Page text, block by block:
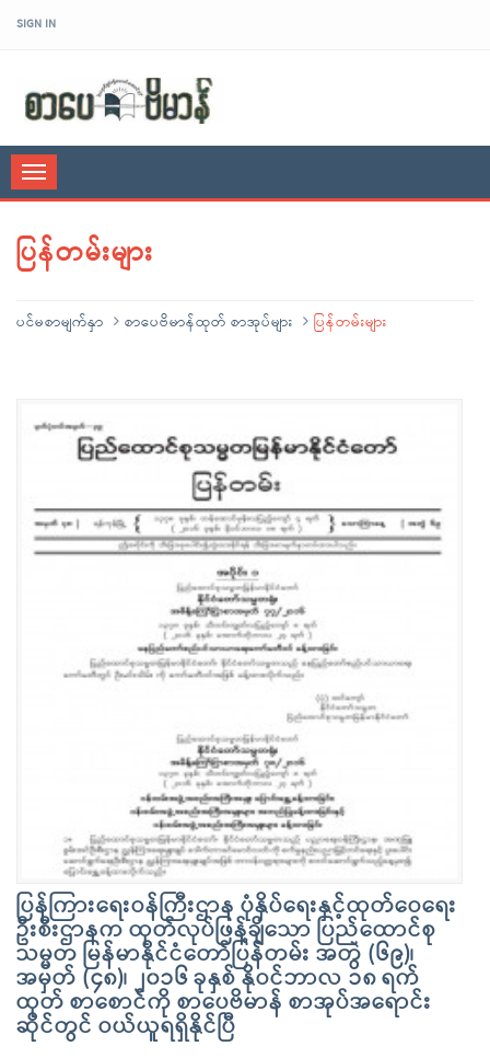
SIGN IN
Toggle
navigation
ပြန်တမ်းများ
ပင်မစာမျက်နှာ စာပေဗိမာန်ထုတ် စာအုပ်များ ပြန်တမ်းများ
ပြန်ကြားရေးဝန်ကြီးဌာန ပုံနှိပ်ရေးနှင့်ထုတ်ဝေရေး
ဦးစီးဌာနက ထုတ်လုပ်ဖြန့်ချိသော ပြည်ထောင်စု
သမ္မတ မြန်မာနိုင်ငံတော်ပြန်တမ်း အတွဲ (၆၉)၊
အမှတ် (၄၈)၊ ၂၀၁၆ ခုနှစ် နိုဝင်ဘာလ ၁၈ ရက်
ထုတ် စာစောင်ကို စာပေဗိမာန် စာအုပ်အရောင်း
ဆိုင်တွင် ဝယ်ယူရရှိနိုင်ပြီ